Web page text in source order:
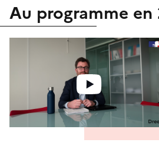
Au programme en